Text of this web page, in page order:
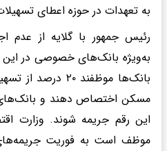
به تعهدات در حوزه اعطای
رئیس جمهور با گلایه از عدم
به‌ویژه بانک‌های خصوصی در این
بانک‌ها موظفند
این رقم جریمه شوند. وزارت
موظف است به فوریت